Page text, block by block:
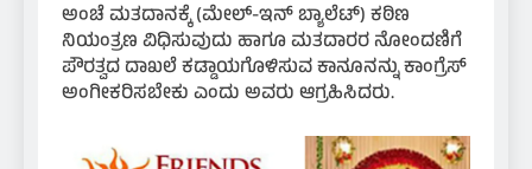
ಅಂಚೆ ಮತದಾನಕ್ಕೆ (ಮೇಲ್-ಇನ್ ಬ್ಯಾಲೆಟ್) ಕಠಿಣ
ನಿಯಂತ್ರಣ ವಿಧಿಸುವುದು ಹಾಗೂ ಮತದಾರರ ನೋಂದಣಿಗೆ
ಪೌರತ್ವದ ದಾಖಲೆ ಕಡ್ಡಾಯಗೊಳಿಸುವ ಕಾನೂನನ್ನು ಕಾಂಗ್ರೆಸ್
ಅಂಗೀಕರಿಸಬೇಕು ಎಂದು ಅವರು ಆಗ್ರಹಿಸಿದರು.